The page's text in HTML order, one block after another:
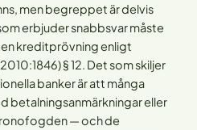
men begreppet är delvis
erbjuder snabbsvar måste
kreditprövning enligt
§ 12. Det som skiljer
banker är att många
betalningsanmärkningar eller
— och de